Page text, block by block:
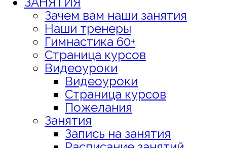
Зачем вам наши занятия
Наши тренеры
Гимнастика 60+
Страница курсов
Видеоуроки
Видеоуроки
Страница курсов
Пожелания
Занятия
Запись на занятия